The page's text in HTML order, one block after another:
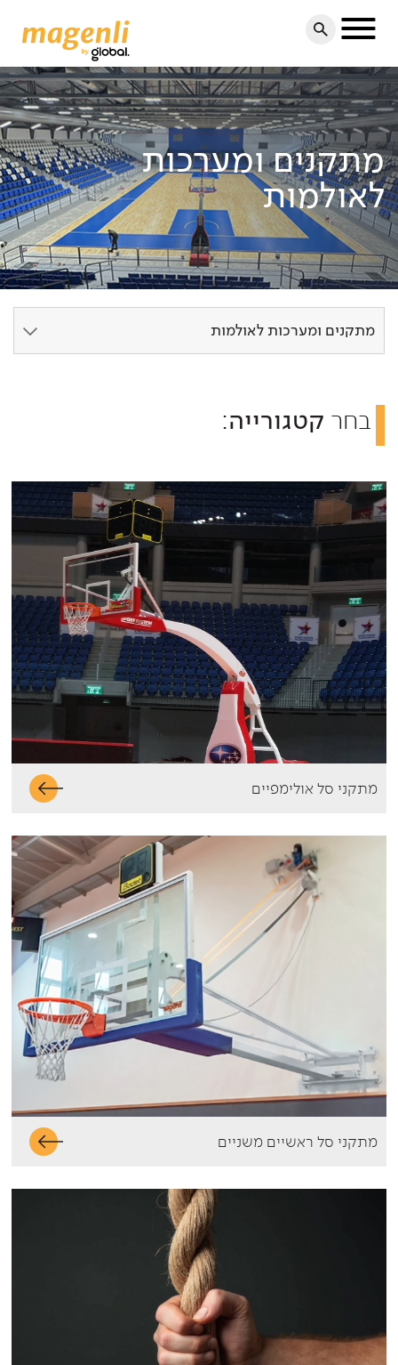
Toggle
מתקנים ומערכות
לאולמות
מתקנים ומערכות לאולמות
בחר קטגורייה:
מתקני סל אולימפיים
מתקני סל ראשיים משניים